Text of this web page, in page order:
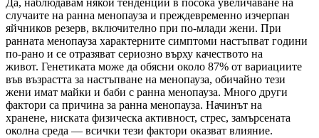
Да, наблюдавам някои тенденции в посока увеличаване на
случаите на ранна менопауза и преждевременно изчерпан
яйчников резерв, включително при по-млади жени. При
ранната менопауза характерните симптоми настъпват години
по-рано и се отразяват сериозно върху качеството на
живот. Генетиката може да обясни около 87% от вариациите
във възрастта за настъпване на менопауза, обичайно тези
жени имат майки и баби с ранна менопауза. Много други
фактори са причина за ранна менопауза. Начинът на
хранене, ниската физическа активност, стрес, замърсената
околна среда — всички тези фактори оказват влияние.